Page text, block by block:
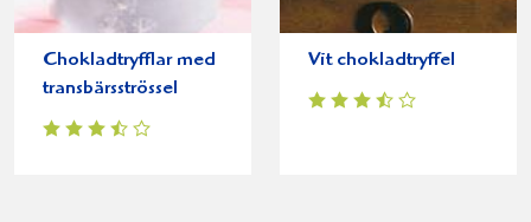
Chokladtryfflar med
transbärsströssel
Vit chokladtryffel